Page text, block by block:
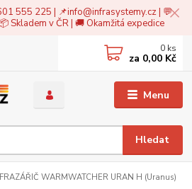
555 225 | 📌info@infrasystemy.cz| 💬
Skladem v ČR | 🚚 Okamžitá expedice
Menu
Hledat
0 ks
za 0,00 Kč
WARMWATCHER URAN H (Uranus)